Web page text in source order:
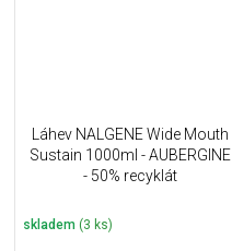
Láhev NALGENE Wide Mouth
Sustain 1000ml - AUBERGINE
- 50% recyklát
skladem (3 ks)